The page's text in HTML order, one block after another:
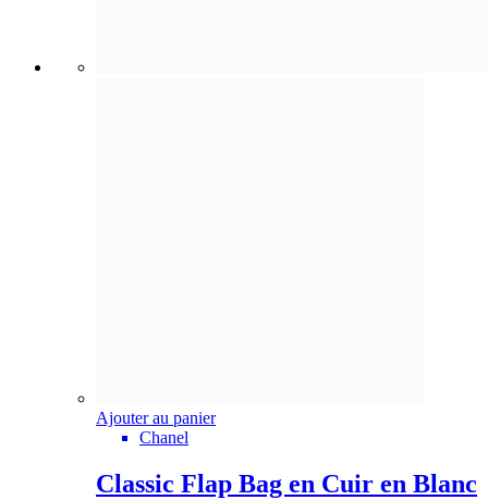
Ajouter au panier
Chanel
Classic Flap Bag en Cuir en Blanc